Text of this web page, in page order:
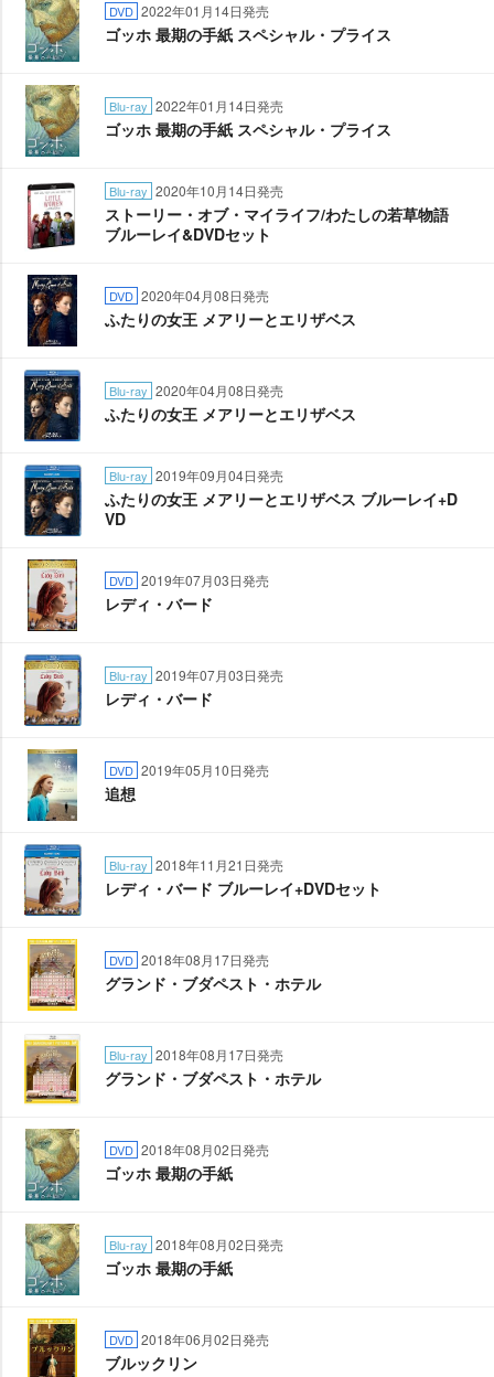
DVD 2022年01月14日発売
ゴッホ 最期の手紙 スペシャル・プライス
Blu-ray 2022年01月14日発売
ゴッホ 最期の手紙 スペシャル・プライス
Blu-ray 2020年10月14日発売
ストーリー・オブ・マイライフ/わたしの若草物語
ブルーレイ&DVDセット
DVD 2020年04月08日発売
ふたりの女王 メアリーとエリザベス
Blu-ray 2020年04月08日発売
ふたりの女王 メアリーとエリザベス
Blu-ray 2019年09月04日発売
ふたりの女王 メアリーとエリザベス ブルーレイ+D
VD
DVD 2019年07月03日発売
レディ・バード
Blu-ray 2019年07月03日発売
レディ・バード
DVD 2019年05月10日発売
追想
Blu-ray 2018年11月21日発売
レディ・バード ブルーレイ+DVDセット
DVD 2018年08月17日発売
グランド・ブダペスト・ホテル
Blu-ray 2018年08月17日発売
グランド・ブダペスト・ホテル
DVD 2018年08月02日発売
ゴッホ 最期の手紙
Blu-ray 2018年08月02日発売
ゴッホ 最期の手紙
DVD 2018年06月02日発売
ブルックリン